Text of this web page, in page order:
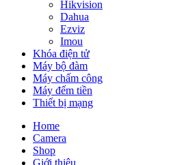
Hikvision
Dahua
Ezviz
Imou
Khóa điện tử
Máy bộ đàm
Máy chấm công
Máy đếm tiền
Thiết bị mạng
Home
Camera
Shop
Giới thiệu